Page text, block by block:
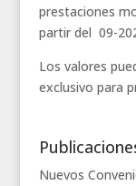
prestaciones
partir del 09-
Los valores
exclusivo para
Nuevos